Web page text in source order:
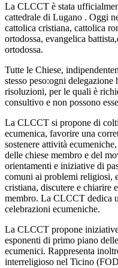
La CLCCT è stata
cattedrale di Lugano . Oggi
cattolica cristiana, cattolica
ortodossa, evangelica
ortodossa.
Tutte le Chiese,
stesso peso:ogni
risoluzioni, per le quali è
consultivo e non possono
La CLCCT si propone di
ecumenica, favorire una
sostenere attività
delle chiese membro e del
orientamenti e iniziative di
comuni ai problemi religiosi,
cristiana, discutere e chiarire
membro. La CLCCT dedica
celebrazioni ecumeniche.
La CLCCT propone
esponenti di primo piano
ecumenici. Rappresenta
interreligioso nel Ticino